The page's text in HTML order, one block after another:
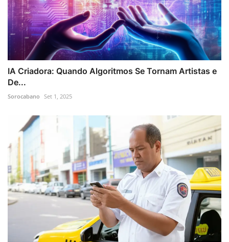
IA Criadora: Quando Algoritmos Se Tornam Artistas e
De...
Sorocabano Set 1, 2025